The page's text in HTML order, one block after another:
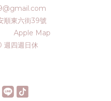
順東六街39號
Apple Map
週四週日休